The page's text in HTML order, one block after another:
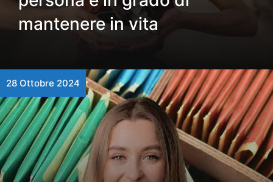
mantenere in vita
28 Ottobre 2024